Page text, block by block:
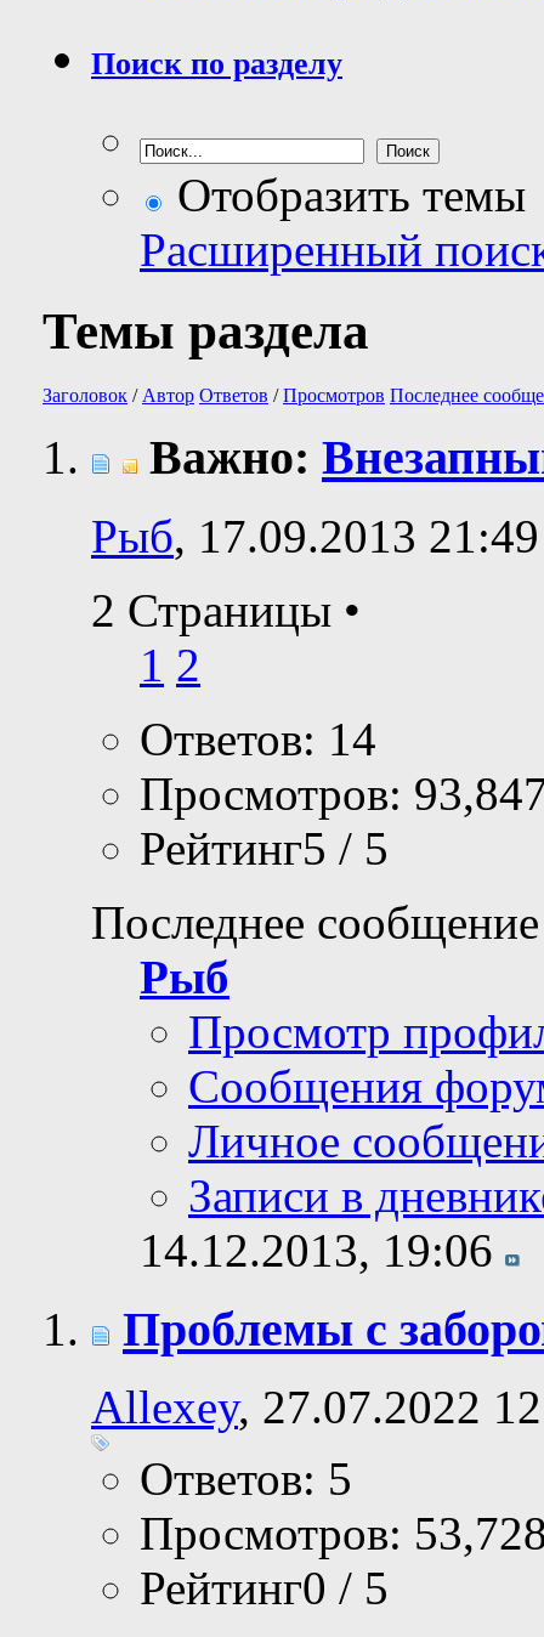
Поиск по разделу
Отобразить темы
Расширенный
Темы раздела
Заголовок / Автор Ответов /Просмотров Последнее
Важно:
Рыб, 17.09.2013 21:49
2 Страницы •
1 2
Ответов: 14
Просмотров:
Рейтинг5 / 5
Последнее
Рыб
Просмотр
Сообщения
Личное
Записи в
14.12.2013, 19:06
Проблемы с
Allexey, 27.07.2022
Ответов: 5
Просмотров:
Рейтинг0 / 5